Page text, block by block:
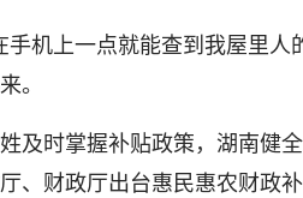
上一点就能查到我屋里人
。
时掌握补贴政策，湖南健全
、财政厅出台惠民惠农财政